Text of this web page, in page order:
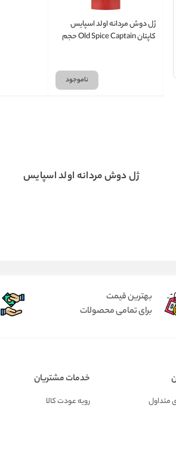
ژل دوش مردانه اولد اسپایس
کاپتان Old Spice Captain حجم
ناموجود
ژل دوش مردانه اولد اسپایس
بهترین قیمت
برای تمامی محصولات
متداول
خدمات مشتریان
رویه عودت کالا